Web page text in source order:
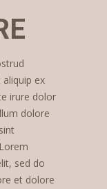
ex
irure dolor
dolore
sed do
et dolore